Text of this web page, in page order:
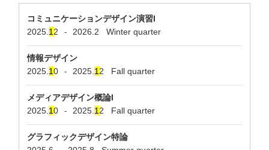
コミュニケーションデザイン演習I
2025. 1 2 - 2026.2 Winter quarter
情報デザイン
2025. 10 - 2025. 1 2 Fall quarter
メディアデザイン概論I
2025. 10 - 2025. 1 2 Fall quarter
グラフィックデザイン特論